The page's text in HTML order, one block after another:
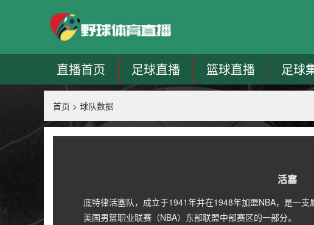
直播首页 足球直播 篮球直播 足球
首页 > 球队数据
活塞
底特律活塞队，成立于1941年并在1948年加盟NBA，是一
美国男篮职业联赛（NBA）东部联盟中部赛区的一部分。